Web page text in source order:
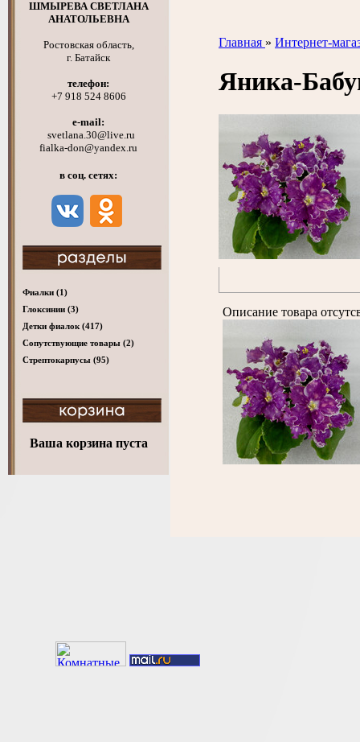
ШМЫРЕВА СВЕТЛАНА
АНАТОЛЬЕВНА
Ростовская область,
г. Батайск
телефон:
+7 918 524 8606
e-mail:
svetlana.30@live.ru
fialka-don@yandex.ru
в соц. сетях:
Фиалки (1)
Глоксинии (3)
Детки фиалок (417)
Cопутствующие товары (2)
Стрептокарпусы (95)
Ваша корзина пуста
Главная » Интернет-
Яника-
Описание товара